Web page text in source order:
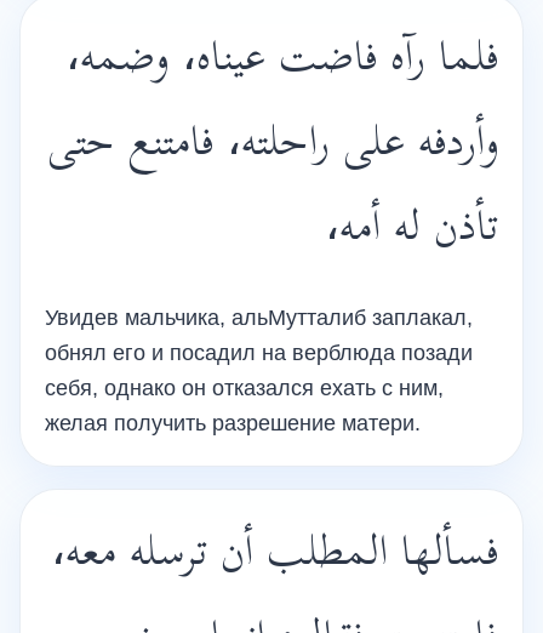
فلما رآه فاضت عيناه، وضمه،
وأردفه على راحلته، فامتنع حتى
تأذن له أمه،
Увидев мальчика, альМутталиб заплакал,
обнял его и посадил на верблюда позади
себя, однако он отказался ехать с ним,
желая получить разрешение матери.
فسألها المطلب أن ترسله معه،